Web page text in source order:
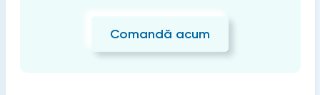
Comandă acum